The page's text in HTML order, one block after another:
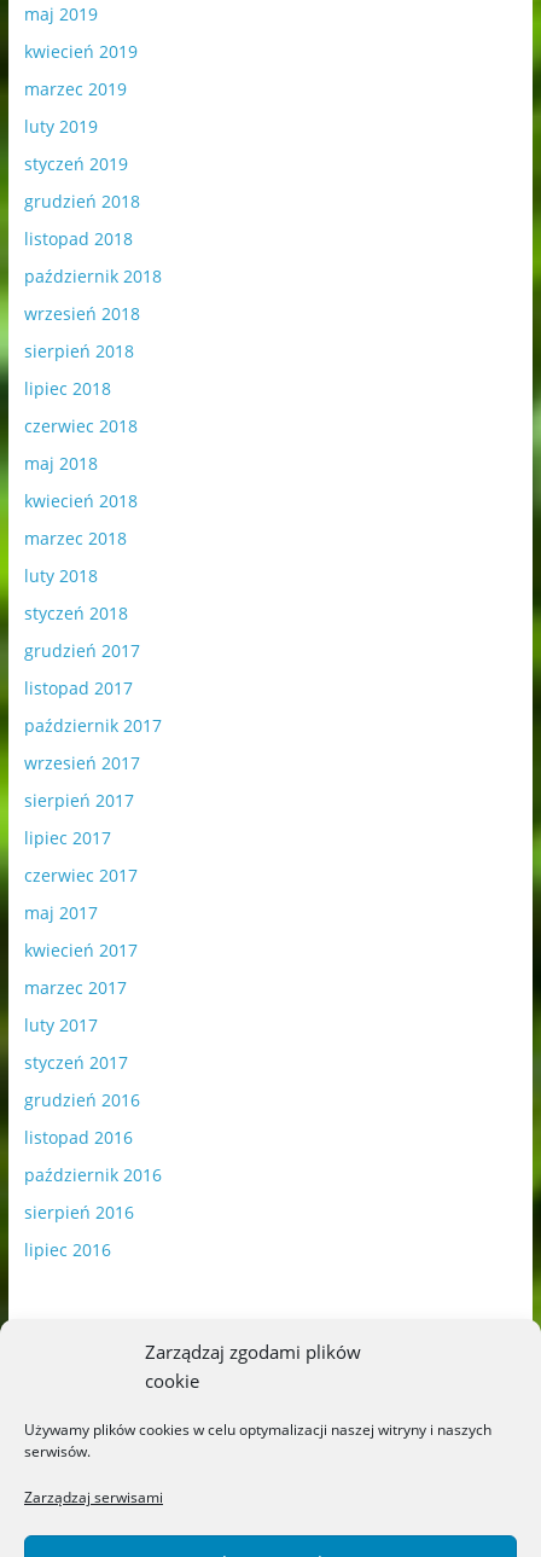
Zarządzaj zgodami plików
cookie
Używamy plików cookies w celu optymalizacji naszej witryny i naszych
serwisów.
Zarządzaj serwisami
maj 2019
kwiecień 2019
marzec 2019
luty 2019
styczeń 2019
grudzień 2018
listopad 2018
październik 2018
wrzesień 2018
sierpień 2018
lipiec 2018
czerwiec 2018
maj 2018
kwiecień 2018
marzec 2018
luty 2018
styczeń 2018
grudzień 2017
listopad 2017
październik 2017
wrzesień 2017
sierpień 2017
lipiec 2017
czerwiec 2017
maj 2017
kwiecień 2017
marzec 2017
luty 2017
styczeń 2017
grudzień 2016
listopad 2016
październik 2016
sierpień 2016
lipiec 2016